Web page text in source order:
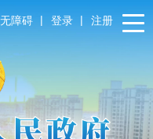
无障碍 | 登录 | 注册